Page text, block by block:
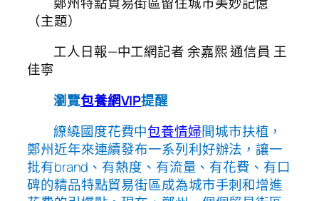
（主題）
工人日報—中工網記者 余嘉熙 通信員 王
佳寧
瀏覽包養網VIP提醒
繚繞國度花費中包養情婦間城市扶植，
鄭州近年來連續發布一系列利好辦法，讓一
批有brand、有熱度、有流量、有花費、有口
碑的精品特點貿易街區成為城市手刺和增進